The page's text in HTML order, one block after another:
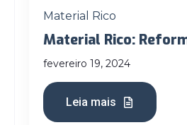
Material Rico
Material Rico:
fevereiro 19, 2024
Leia mais